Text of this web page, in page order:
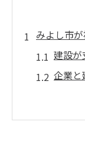
みよし市
建設が
企業と
財政